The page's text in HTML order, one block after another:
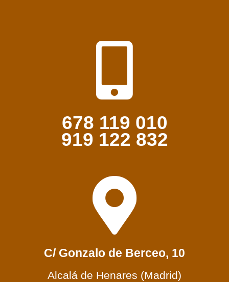
678 119 010
919 122 832
C/ Gonzalo de Berceo, 10
Alcalá de Henares (Madrid)